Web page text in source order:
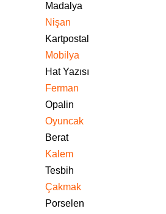
Madalya
Nişan
Kartpostal
Mobilya
Hat Yazısı
Ferman
Opalin
Oyuncak
Berat
Kalem
Tesbih
Çakmak
Porselen